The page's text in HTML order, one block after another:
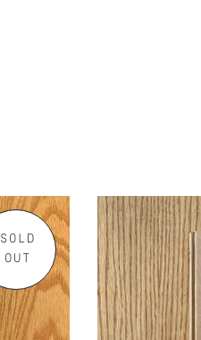
SOLD
OUT